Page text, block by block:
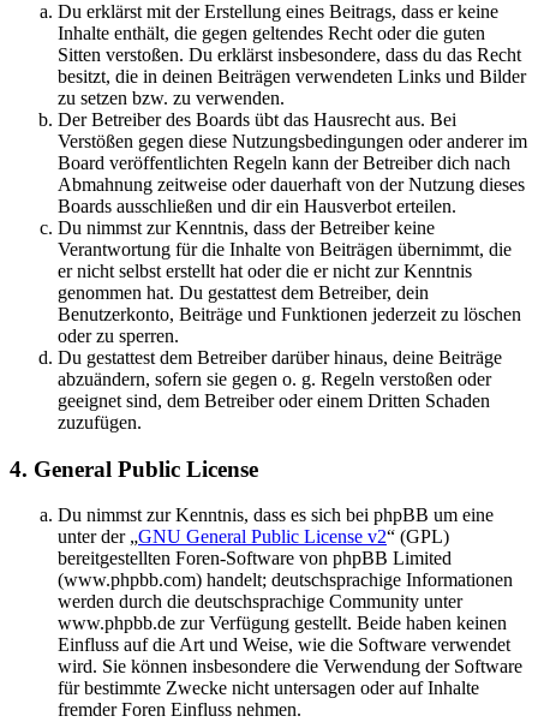
Du erklärst mit der Erstellung eines Beitrags, dass er keine
Inhalte enthält, die gegen geltendes Recht oder die guten
Sitten verstoßen. Du erklärst insbesondere, dass du das Recht
besitzt, die in deinen Beiträgen verwendeten Links und Bilder
zu setzen bzw. zu verwenden.
Der Betreiber des Boards übt das Hausrecht aus. Bei
Verstößen gegen diese Nutzungsbedingungen oder anderer im
Board veröffentlichten Regeln kann der Betreiber dich nach
Abmahnung zeitweise oder dauerhaft von der Nutzung dieses
Boards ausschließen und dir ein Hausverbot erteilen.
Du nimmst zur Kenntnis, dass der Betreiber keine
Verantwortung für die Inhalte von Beiträgen übernimmt, die
er nicht selbst erstellt hat oder die er nicht zur Kenntnis
genommen hat. Du gestattest dem Betreiber, dein
Benutzerkonto, Beiträge und Funktionen jederzeit zu löschen
oder zu sperren.
Du gestattest dem Betreiber darüber hinaus, deine Beiträge
abzuändern, sofern sie gegen o. g. Regeln verstoßen oder
geeignet sind, dem Betreiber oder einem Dritten Schaden
zuzufügen.
4. General Public License
Du nimmst zur Kenntnis, dass es sich bei phpBB um eine
unter der „GNU General Public License v2“ (GPL)
bereitgestellten Foren-Software von phpBB Limited
(www.phpbb.com) handelt; deutschsprachige Informationen
werden durch die deutschsprachige Community unter
www.phpbb.de zur Verfügung gestellt. Beide haben keinen
Einfluss auf die Art und Weise, wie die Software verwendet
wird. Sie können insbesondere die Verwendung der Software
für bestimmte Zwecke nicht untersagen oder auf Inhalte
fremder Foren Einfluss nehmen.